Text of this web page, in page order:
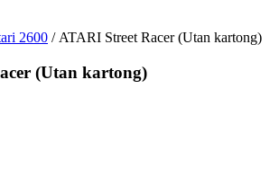
2600 / ATARI Street Racer (Utan kartong)
(Utan kartong)